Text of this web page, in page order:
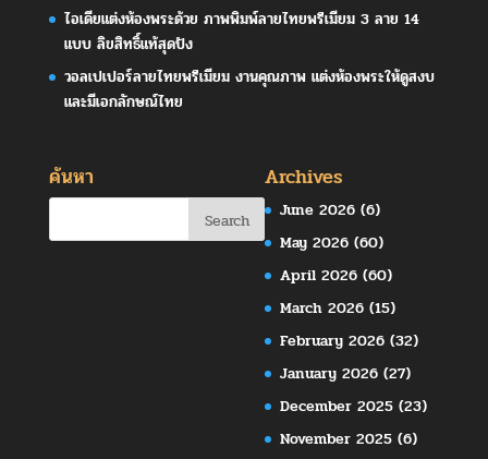
ไอเดียแต่งห้องพระด้วย ภาพพิมพ์ลายไทยพรีเมียม 3 ลาย 14
แบบ ลิขสิทธิ์แท้สุดปัง
วอลเปเปอร์ลายไทยพรีเมียม งานคุณภาพ แต่งห้องพระให้ดูสงบ
และมีเอกลักษณ์ไทย
ค้นหา Archives
June 2026 (6)
May 2026 (60)
April 2026 (60)
March 2026 (15)
February 2026 (32)
January 2026 (27)
December 2025 (23)
November 2025 (6)